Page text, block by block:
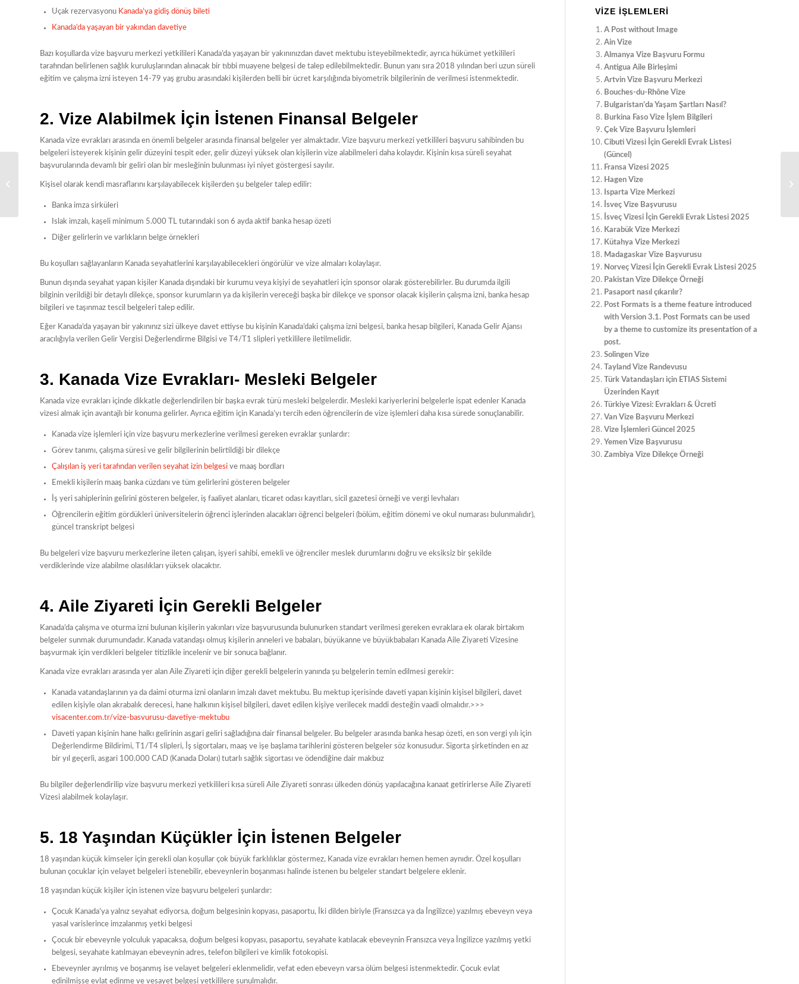
Uçak rezervasyonu Kanada’ya gidiş dönüş bileti
Kanada’da yaşayan bir yakından davetiye
Bazı koşullarda vize başvuru merkezi yetkilileri Kanada’da yaşayan bir yakınınızdan davet mektubu isteyebilmektedir, ayrıca hükümet yetkilileri
tarafından belirlenen sağlık kuruluşlarından alınacak bir tıbbi muayene belgesi de talep edilebilmektedir. Bunun yanı sıra 2018 yılından beri uzun süreli
eğitim ve çalışma izni isteyen 14-79 yaş grubu arasındaki kişilerden belli bir ücret karşılığında biyometrik bilgilerinin de verilmesi istenmektedir.
2. Vize Alabilmek İçin İstenen Finansal Belgeler
Kanada vize evrakları arasında en önemli belgeler arasında finansal belgeler yer almaktadır. Vize başvuru merkezi yetkilileri başvuru sahibinden bu
belgeleri isteyerek kişinin gelir düzeyini tespit eder, gelir düzeyi yüksek olan kişilerin vize alabilmeleri daha kolaydır. Kişinin kısa süreli seyahat
başvurularında devamlı bir geliri olan bir mesleğinin bulunması iyi niyet göstergesi sayılır.
Kişisel olarak kendi masraflarını karşılayabilecek kişilerden şu belgeler talep edilir:
Banka imza sirküleri
Islak imzalı, kaşeli minimum 5.000 TL tutarındaki son 6 ayda aktif banka hesap özeti
Diğer gelirlerin ve varlıkların belge örnekleri
Bu koşulları sağlayanların Kanada seyahatlerini karşılayabilecekleri öngörülür ve vize almaları kolaylaşır.
Bunun dışında seyahat yapan kişiler Kanada dışındaki bir kurumu veya kişiyi de seyahatleri için sponsor olarak gösterebilirler. Bu durumda ilgili
bilginin verildiği bir detaylı dilekçe, sponsor kurumların ya da kişilerin vereceği başka bir dilekçe ve sponsor olacak kişilerin çalışma izni, banka hesap
bilgileri ve taşınmaz tescil belgeleri talep edilir.
Eğer Kanada’da yaşayan bir yakınınız sizi ülkeye davet ettiyse bu kişinin Kanada’daki çalışma izni belgesi, banka hesap bilgileri, Kanada Gelir Ajansı
aracılığıyla verilen Gelir Vergisi Değerlendirme Bilgisi ve T4/T1 slipleri yetkililere iletilmelidir.
3. Kanada Vize Evrakları- Mesleki Belgeler
Kanada vize evrakları içinde dikkatle değerlendirilen bir başka evrak türü mesleki belgelerdir. Mesleki kariyerlerini belgelerle ispat edenler Kanada
vizesi almak için avantajlı bir konuma gelirler. Ayrıca eğitim için Kanada’yı tercih eden öğrencilerin de vize işlemleri daha kısa sürede sonuçlanabilir.
Kanada vize işlemleri için vize başvuru merkezlerine verilmesi gereken evraklar şunlardır:
Görev tanımı, çalışma süresi ve gelir bilgilerinin belirtildiği bir dilekçe
Çalışılan iş yeri tarafından verilen seyahat izin belgesi ve maaş bordları
Emekli kişilerin maaş banka cüzdanı ve tüm gelirlerini gösteren belgeler
İş yeri sahiplerinin gelirini gösteren belgeler, iş faaliyet alanları, ticaret odası kayıtları, sicil gazetesi örneği ve vergi levhaları
Öğrencilerin eğitim gördükleri üniversitelerin öğrenci işlerinden alacakları öğrenci belgeleri (bölüm, eğitim dönemi ve okul numarası bulunmalıdır),
güncel transkript belgesi
Bu belgeleri vize başvuru merkezlerine ileten çalışan, işyeri sahibi, emekli ve öğrenciler meslek durumlarını doğru ve eksiksiz bir şekilde
verdiklerinde vize alabilme olasılıkları yüksek olacaktır.
4. Aile Ziyareti İçin Gerekli Belgeler
Kanada’da çalışma ve oturma izni bulunan kişilerin yakınları vize başvurusunda bulunurken standart verilmesi gereken evraklara ek olarak birtakım
belgeler sunmak durumundadır. Kanada vatandaşı olmuş kişilerin anneleri ve babaları, büyükanne ve büyükbabaları Kanada Aile Ziyareti Vizesine
başvurmak için verdikleri belgeler titizlikle incelenir ve bir sonuca bağlanır.
Kanada vize evrakları arasında yer alan Aile Ziyareti için diğer gerekli belgelerin yanında şu belgelerin temin edilmesi gerekir:
Kanada vatandaşlarının ya da daimi oturma izni olanların imzalı davet mektubu. Bu mektup içerisinde daveti yapan kişinin kişisel bilgileri, davet
edilen kişiyle olan akrabalık derecesi, hane halkının kişisel bilgileri, davet edilen kişiye verilecek maddi desteğin vaadi olmalıdır.>>>
visacenter.com.tr/vize-basvurusu-davetiye-mektubu
Daveti yapan kişinin hane halkı gelirinin asgari geliri sağladığına dair finansal belgeler. Bu belgeler arasında banka hesap özeti, en son vergi yılı için
Değerlendirme Bildirimi, T1/T4 slipleri, İş sigortaları, maaş ve işe başlama tarihlerini gösteren belgeler söz konusudur. Sigorta şirketinden en az
bir yıl geçerli, asgari 100.000 CAD (Kanada Doları) tutarlı sağlık sigortası ve ödendiğine dair makbuz
Bu bilgiler değerlendirilip vize başvuru merkezi yetkilileri kısa süreli Aile Ziyareti sonrası ülkeden dönüş yapılacağına kanaat getirirlerse Aile Ziyareti
Vizesi alabilmek kolaylaşır.
5. 18 Yaşından Küçükler İçin İstenen Belgeler
18 yaşından küçük kimseler için gerekli olan koşullar çok büyük farklılıklar göstermez, Kanada vize evrakları hemen hemen aynıdır. Özel koşulları
bulunan çocuklar için velayet belgeleri istenebilir, ebeveynlerin boşanması halinde istenen bu belgeler standart belgelere eklenir.
18 yaşından küçük kişiler için istenen vize başvuru belgeleri şunlardır:
Çocuk Kanada’ya yalnız seyahat ediyorsa, doğum belgesinin kopyası, pasaportu, İki dilden biriyle (Fransızca ya da İngilizce) yazılmış ebeveyn veya
yasal varislerince imzalanmış yetki belgesi
Çocuk bir ebeveynle yolculuk yapacaksa, doğum belgesi kopyası, pasaportu, seyahate katılacak ebeveynin Fransızca veya İngilizce yazılmış yetki
belgesi, seyahate katılmayan ebeveynin adres, telefon bilgileri ve kimlik fotokopisi.
Ebeveynler ayrılmış ve boşanmış ise velayet belgeleri eklenmelidir, vefat eden ebeveyn varsa ölüm belgesi istenmektedir. Çocuk evlat
edinilmişse evlat edinme ve vesayet belgesi yetkililere sunulmalıdır.
VIZE İŞLEMLERI
A Post without Image
Ain Vize
Almanya Vize Başvuru Formu
Antigua Aile Birleşimi
Artvin Vize Başvuru Merkezi
Bouches-du-Rhône Vize
Bulgaristan’da Yaşam Şartları Nasıl?
Burkina Faso Vize İşlem Bilgileri
Çek Vize Başvuru İşlemleri
Cibuti Vizesi İçin Gerekli Evrak Listesi
(Güncel)
Fransa Vizesi 2025
Hagen Vize
Isparta Vize Merkezi
İsveç Vize Başvurusu
İsveç Vizesi İçin Gerekli Evrak Listesi 2025
Karabük Vize Merkezi
Kütahya Vize Merkezi
Madagaskar Vize Başvurusu
Norveç Vizesi İçin Gerekli Evrak Listesi 2025
Pakistan Vize Dilekçe Örneği
Pasaport nasıl çıkarılır?
Post Formats is a theme feature introduced
with Version 3.1. Post Formats can be used
by a theme to customize its presentation of a
post.
Solingen Vize
Tayland Vize Randevusu
Türk Vatandaşları için ETIAS Sistemi
Üzerinden Kayıt
Türkiye Vizesi: Evrakları & Ücreti
Van Vize Başvuru Merkezi
Vize İşlemleri Güncel 2025
Yemen Vize Başvurusu
Zambiya Vize Dilekçe Örneği
İzlanda Vizesi İçin
Gerekli Evrak Listesi